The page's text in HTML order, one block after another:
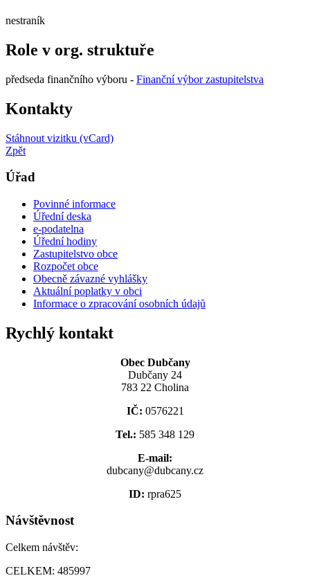
nestraník
Role v org. struktuře
předseda finančního výboru - Finanční výbor zastupitelstva
Kontakty
Stáhnout vizitku (vCard)
Zpět
Úřad
Povinné informace
Úřední deska
e-podatelna
Úřední hodiny
Zastupitelstvo obce
Rozpočet obce
Obecně závazné vyhlášky
Aktuální poplatky v obci
Informace o zpracování osobních údajů
Rychlý kontakt
Obec Dubčany
Dubčany 24
783 22 Cholina
IČ: 0576221
Tel.: 585 348 129
E-mail:
dubcany@dubcany.cz
ID: rpra625
Návštěvnost
Celkem návštěv:
CELKEM: 485997